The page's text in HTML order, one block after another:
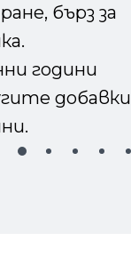
бърз за
години
добавки